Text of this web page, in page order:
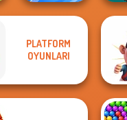
Shot Trigger
PLATFORM
OYUNLARI